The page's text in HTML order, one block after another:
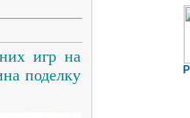
игр на
поделку